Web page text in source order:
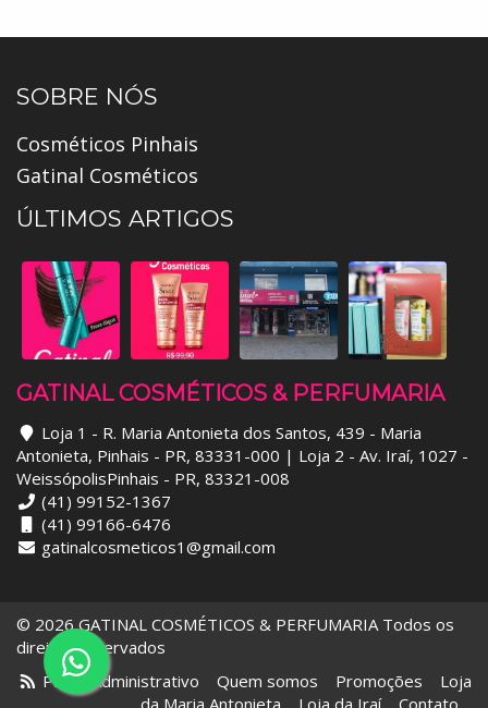
SOBRE NÓS
Cosméticos Pinhais
Gatinal Cosméticos
ÚLTIMOS ARTIGOS
GATINAL COSMÉTICOS & PERFUMARIA
Loja 1 - R. Maria Antonieta dos Santos, 439 - Maria
Antonieta, Pinhais - PR, 83331-000 | Loja 2 - Av. Iraí, 1027 -
WeissópolisPinhais - PR, 83321-008
(41) 99152-1367
(41) 99166-6476
gatinalcosmeticos1@gmail.com
© 2026 GATINAL COSMÉTICOS & PERFUMARIA Todos os
direitos reservados
Painel Administrativo
Quem somos Promoções
Loja
da Maria Antonieta
Loja da Iraí Contato